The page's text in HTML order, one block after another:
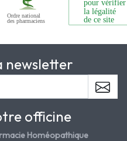
newsletter
officine
Homéopathique